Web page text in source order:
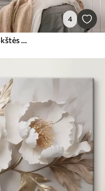
4
Gražių baltų ir rožinių bijūnų puokštės paveikslas stiklinėje vazoje ant medinio stalo